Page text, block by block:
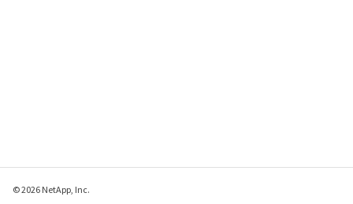
© 2026 NetApp, Inc.